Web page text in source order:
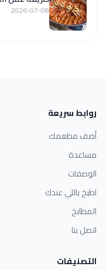
2026-07-08
روابط سريعة
أضف مطعمك
مساعدة
الوصفات
اطبخ باللي عندك
المطابخ
اتصل بنا
التصنيفات